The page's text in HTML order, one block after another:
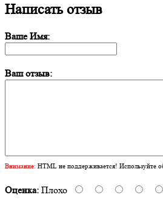
Написать отзыв
Ваше Имя:
Ваш отзыв:
Внимание: HTML не поддерживается! Используйте
Оценка: Плохо